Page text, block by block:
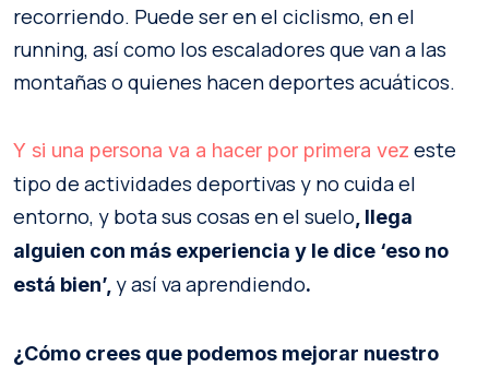
recorriendo. Puede ser en el ciclismo, en el
running, así como los escaladores que van a las
montañas o quienes hacen deportes acuáticos.
Y si una persona va a hacer por primera vez este
tipo de actividades deportivas y no cuida el
entorno, y bota sus cosas en el suelo, llega
alguien con más experiencia y le dice ‘eso no
está bien’, y así va aprendiendo.
¿Cómo crees que podemos mejorar nuestro